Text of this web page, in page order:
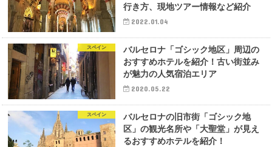
行き方、現地ツアー情報など紹介
2022.01.04
スペイン
バルセロナ「ゴシック地区」周辺の
おすすめホテルを紹介！古い街並み
が魅力の人気宿泊エリア
2020.05.22
スペイン
バルセロナの旧市街「ゴシック地
区」の観光名所や「大聖堂」が見え
るおすすめホテルを紹介！